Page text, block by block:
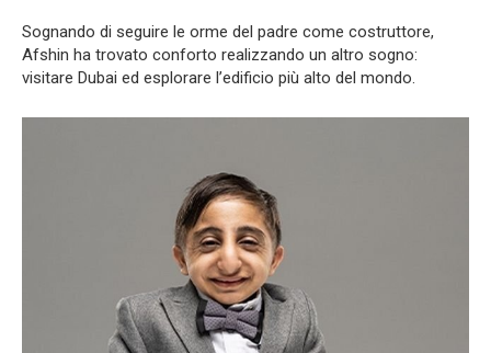
Sognando di seguire le orme del padre come costruttore,
Afshin ha trovato conforto realizzando un altro sogno:
visitare Dubai ed esplorare l’edificio più alto del mondo.